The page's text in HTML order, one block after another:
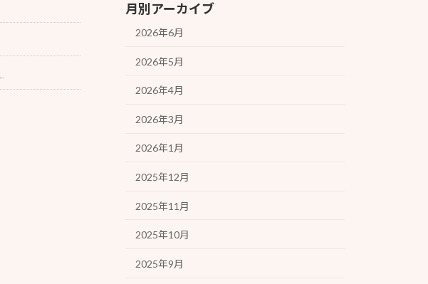
月別アーカイブ
2026年6月
2026年5月
2026年4月
2026年3月
2026年1月
2025年12月
2025年11月
2025年10月
2025年9月